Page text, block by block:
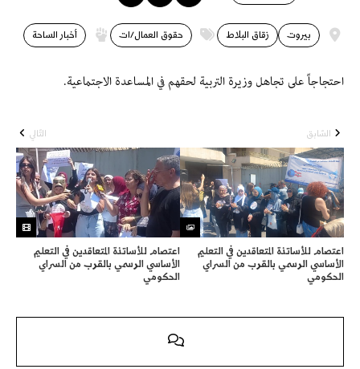
بيروت زقاق البلاط حقوق العمال/ات أخبار الساحة
احتجاجاً على تجاهل وزيرة التربية لحقهم في المساعدة الاجتماعية.
السّابق
اعتصام للأساتذة المتعاقدين في التعليم
الأساسي الرسمي بالقرب من السراي
الحكومي
التّالي
اعتصام للأساتذة المتعاقدين في التعليم
الأساسي الرسمي بالقرب من السراي
الحكومي